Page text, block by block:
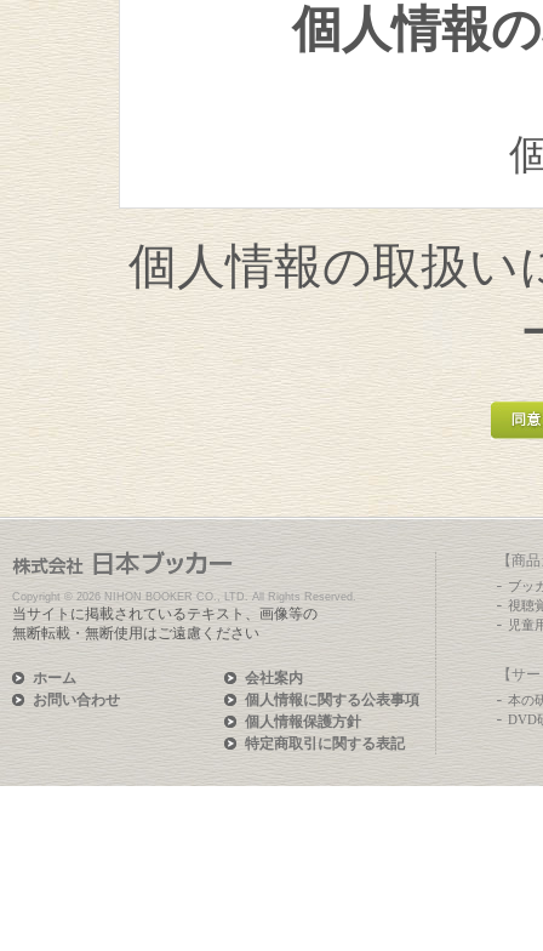
個人情報
当社では、個人情報
ます。お問い合わせ
同意ください。
■取得する個人情
当社は、以下の目的
用いたします。
かかる目的以外にお
ことはありません。
・お問い合わせ
個人情報の取扱い
Copyright © 2026 NIHON BOOKER CO., LTD. All Rights Reserved.
当サイトに掲載されているテキスト、画像等の
無断転載・無断使用はご遠慮ください
ホーム
お問い合わせ
会社案内
個人情報に関する公表事項
個人情報保護方針
特定商取引に関する表記
【商
ブッ
視聴
児童
【サ
本の
DVD